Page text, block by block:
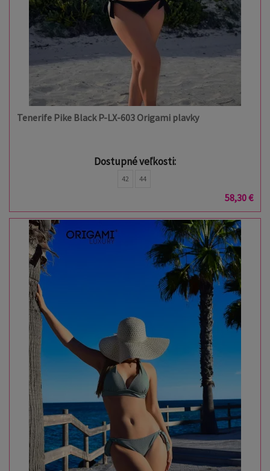
Tenerife Pike Black P-LX-603 Origami plavky
Dostupné veľkosti:
42 44
58,30 €